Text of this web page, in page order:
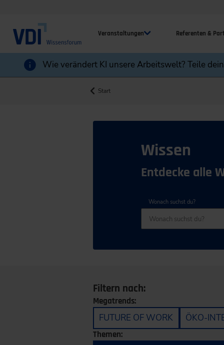
Veranstaltungen Referenten &
Wie verändert KI unsere Arbeitswelt? Teile
Start
Wissen
Entdecke alle
Wonach suchst du?
Filtern nach:
Megatrends:
FUTURE OF WORK ÖKO-
Themen: